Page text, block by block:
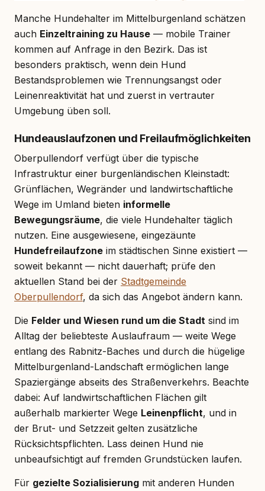
Manche Hundehalter im Mittelburgenland schätzen
auch Einzeltraining zu Hause — mobile Trainer
kommen auf Anfrage in den Bezirk. Das ist
besonders praktisch, wenn dein Hund
Bestandsproblemen wie Trennungsangst oder
Leinenreaktivität hat und zuerst in vertrauter
Umgebung üben soll.
Hundeauslaufzonen und Freilaufmöglichkeiten
Oberpullendorf verfügt über die typische
Infrastruktur einer burgenländischen Kleinstadt:
Grünflächen, Wegränder und landwirtschaftliche
Wege im Umland bieten informelle
Bewegungsräume, die viele Hundehalter täglich
nutzen. Eine ausgewiesene, eingezäunte
Hundefreilaufzone im städtischen Sinne existiert —
soweit bekannt — nicht dauerhaft; prüfe den
aktuellen Stand bei der Stadtgemeinde
Oberpullendorf, da sich das Angebot ändern kann.
Die Felder und Wiesen rund um die Stadt sind im
Alltag der beliebteste Auslaufraum — weite Wege
entlang des Rabnitz-Baches und durch die hügelige
Mittelburgenland-Landschaft ermöglichen lange
Spaziergänge abseits des Straßenverkehrs. Beachte
dabei: Auf landwirtschaftlichen Flächen gilt
außerhalb markierter Wege Leinenpflicht, und in
der Brut- und Setzzeit gelten zusätzliche
Rücksichtspflichten. Lass deinen Hund nie
unbeaufsichtigt auf fremden Grundstücken laufen.
Für gezielte Sozialisierung mit anderen Hunden